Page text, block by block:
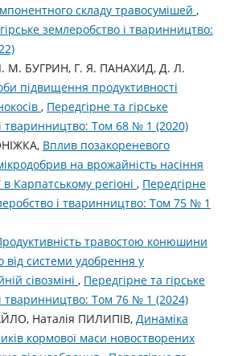
складу травосумішей ,
землеробство і тваринництво:
М. БУГРИН, Г. Я. ПАНАХИД, Д. Л.
підвищення продуктивності
, Передгірне та гірське
тваринництво: Том 68 № 1 (2020)
Вплив позакореневого
на врожайність насіння
Карпатському регіоні , Передгірне
і тваринництво: Том 75 № 1
травостою конюшини
від системи удобрення у
сівозміні , Передгірне та гірське
тваринництво: Том 76 № 1 (2024)
Наталія ПИЛИПІВ, Динаміка
кормової маси новостворених